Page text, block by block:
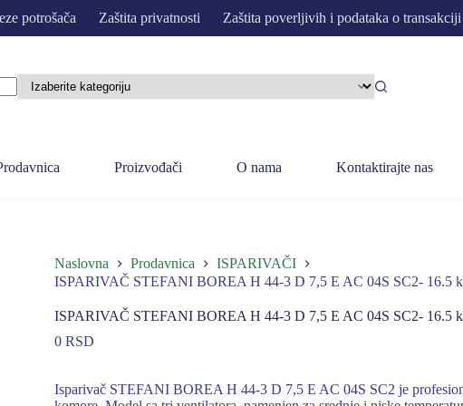
potrošača Zaštita privatnosti Zaštita poverljivih i podataka o transakciji
Proizvođači O nama Kontaktirajte nas
Naslovna Prodavnica
ISPARIVAČI
ISPARIVAČ STEFANI BOREA H 44-3 D 7,5 E AC 04S SC2- 16.5
ISPARIVAČ STEFANI BOREA H 44-3 D 7,5 E AC 04S SC2- 16.5
0 RSD
Isparivač STEFANI BOREA H 44-3 D 7,5 E AC 04S SC2 je